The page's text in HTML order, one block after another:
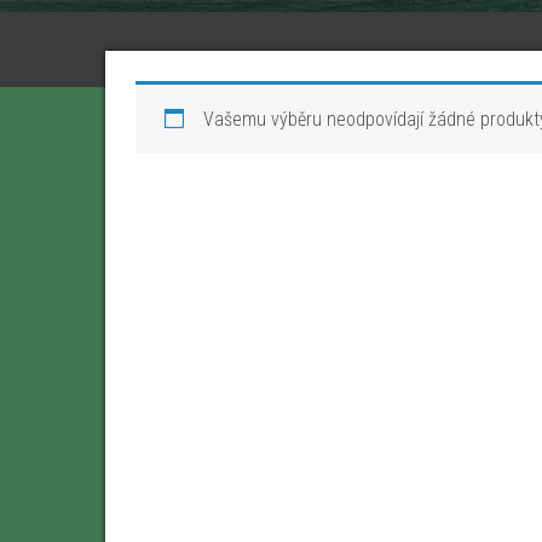
Vašemu výběru neodpovídají žádné